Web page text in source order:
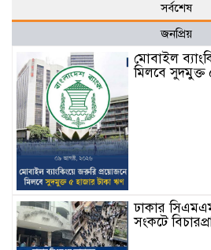
সর্বশেষ
জনপ্রিয়
মোবাইল
মিলবে সুদমুক্ত
ঢাকার
সংকটে